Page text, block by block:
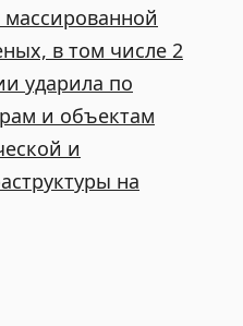
массированной
в том числе 2
ударила по
и объектам
и
на